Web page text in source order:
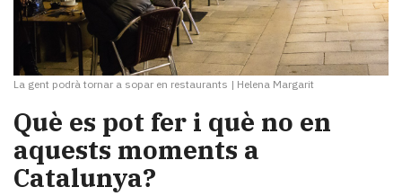
La gent podrà tornar a sopar en restaurants | Helena Margarit
Què es pot fer i què no en
aquests moments a
Catalunya?